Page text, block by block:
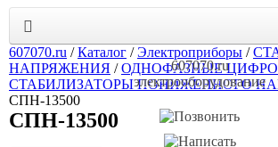
607070.ru
электрооборудование
607070.ru /Каталог /Электроприборы /
НАПРЯЖЕНИЯ /ОДНОФАЗНЫЕ
СТАБИЛИЗАТОРЫ ПОНИЖЕННОГО
СПН-13500
СПН-13500